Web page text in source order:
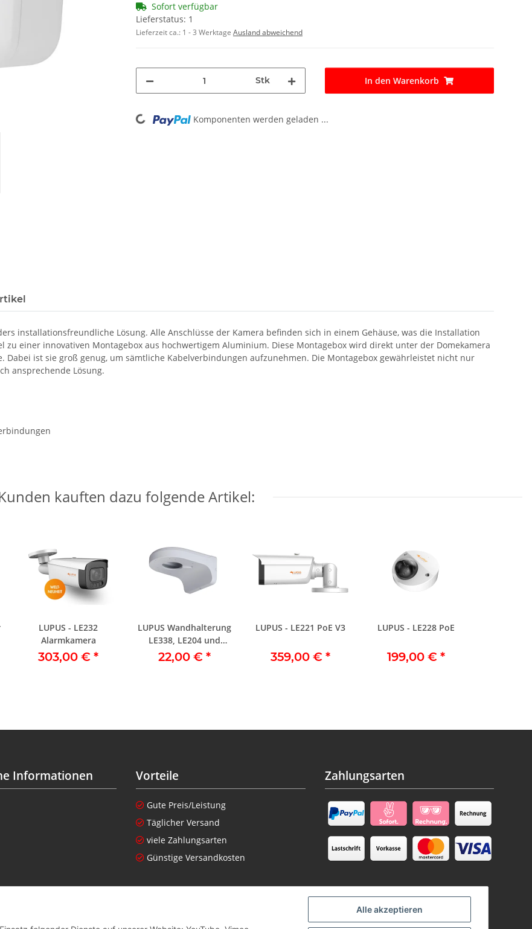
Alle akzeptieren
Sofort verfügbar
Lieferstatus: 1
Lieferzeit ca.: 1 - 3 Werktage Ausland abweichend
Stk In den Warenkorb
Loading... Komponenten werden geladen ...
installationsfreundliche Lösung. Alle Anschlüsse der Kamera befinden sich in einem Gehäuse, was die Installation
einer innovativen Montagebox aus hochwertigem Aluminium. Diese Montagebox wird direkt unter der Domekamera
ist sie groß genug, um sämtliche Kabelverbindungen aufzunehmen. Die Montagebox gewährleistet nicht nur
ansprechende Lösung.
kauften dazu folgende Artikel:
LUPUS - LE232
Alarmkamera
303,00 € *
LUPUS Wandhalterung
LE338, LE204 und
LE224
22,00 € *
LUPUS - LE221 PoE V3
359,00 € *
LUPUS - LE228 PoE
199,00 € *
Informationen Vorteile
Gute Preis/Leistung
Täglicher Versand
viele Zahlungsarten
Günstige Versandkosten
Zahlungsarten